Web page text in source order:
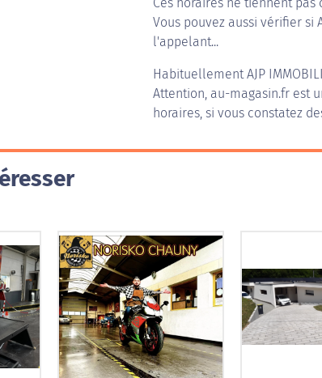
Vous pouvez aussi vérifier
l'appelant...
HabituellementAJP
Attention, au-magasin.fr est
horaires, si vous constatez